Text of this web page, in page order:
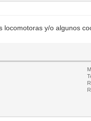
y/o algunos